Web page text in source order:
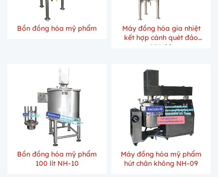
Bồn đồng hóa mỹ phẩm
Máy đồng hóa gia nhiệt
kết hợp cánh quét đảo
NH-09
Bồn đồng hóa mỹ phẩm
100 lít NH-10
Máy đồng hóa mỹ phẩm
hút chân không NH-09